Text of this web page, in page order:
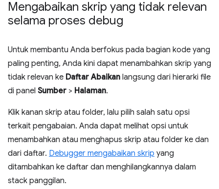
Mengabaikan skrip yang tidak relevan
selama proses debug
Untuk membantu Anda berfokus pada bagian kode yang
paling penting, Anda kini dapat menambahkan skrip yang
tidak relevan ke Daftar Abaikan langsung dari hierarki file
di panel Sumber > Halaman.
Klik kanan skrip atau folder, lalu pilih salah satu opsi
terkait pengabaian. Anda dapat melihat opsi untuk
menambahkan atau menghapus skrip atau folder ke dan
dari daftar. Debugger mengabaikan skrip yang
ditambahkan ke daftar dan menghilangkannya dalam
stack panggilan.